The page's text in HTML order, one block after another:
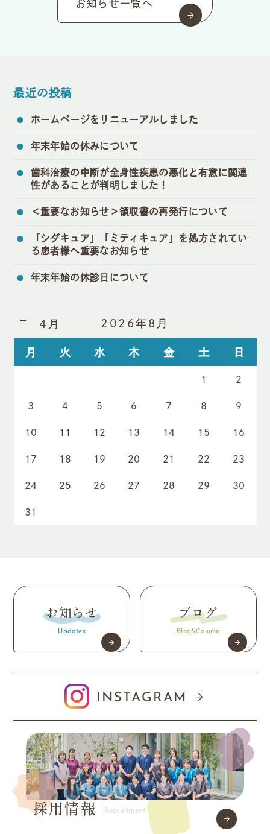
お知らせ一覧へ
最近の投稿
ホームページをリニューアルしました
年末年始の休みについて
歯科治療の中断が全身性疾患の悪化と有意に関連
性があることが判明しました！
＜重要なお知らせ＞領収書の再発行について
「シダキュア」「ミティキュア」を処方されてい
る患者様へ重要なお知らせ
年末年始の休診日について
2026年8月
月 火 水 木 金 土 日
4月
1 2
3 4 5 6 7 8 9
10 11 12 13 14 15 16
17 18 19 20 21 22 23
24 25 26 27 28 29 30
31
お知らせ
Updates
ブログ
Blog&Column
INSTAGRAM
採用情報 Recruitment